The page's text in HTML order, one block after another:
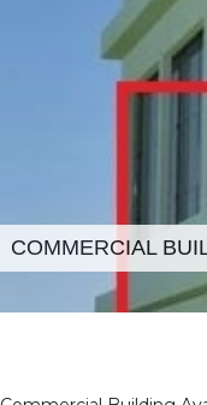
COMMERCIAL